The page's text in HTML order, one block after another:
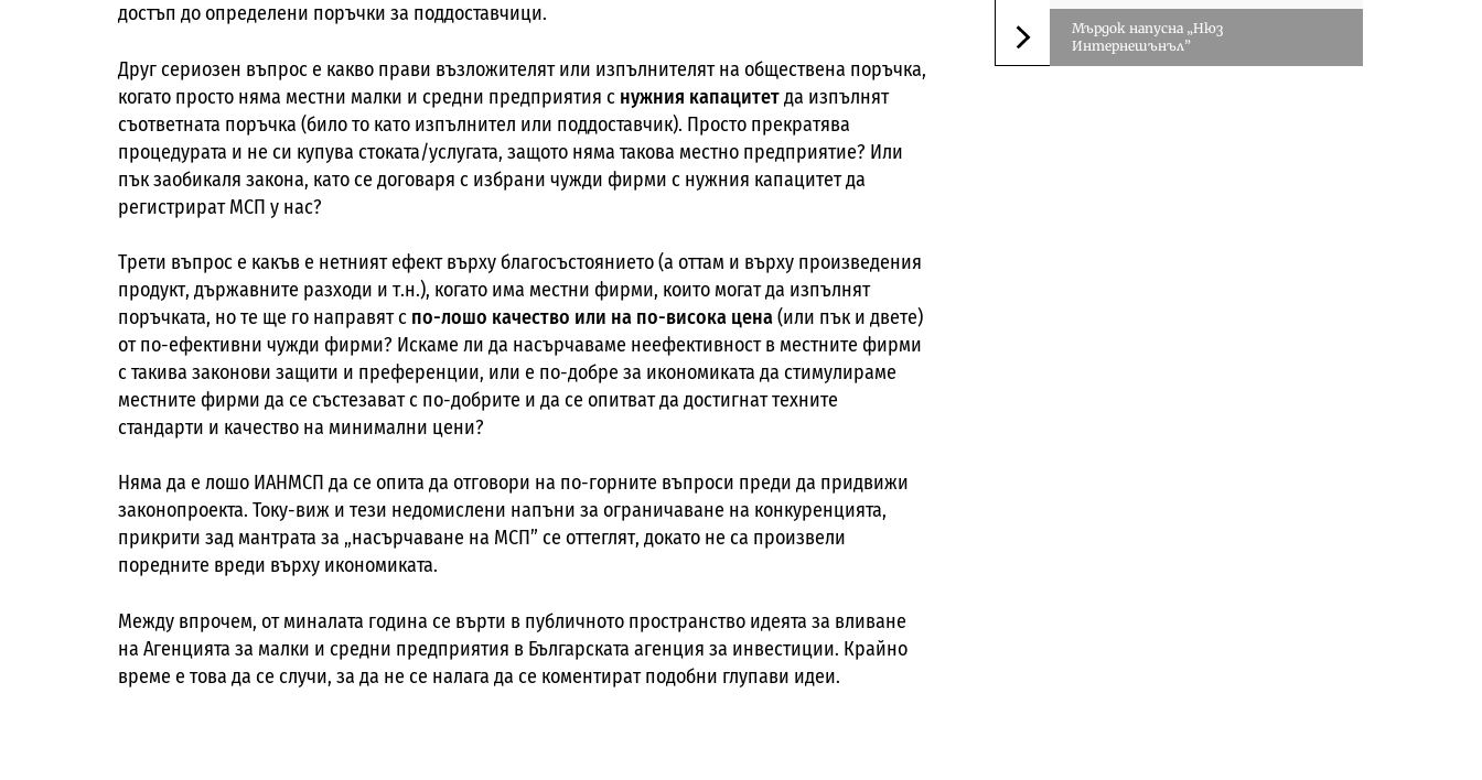
достъп до определени поръчки за поддоставчици.
Друг сериозен въпрос е какво прави възложителят или изпълнителят на обществена поръчка,
когато просто няма местни малки и средни предприятия с нужния капацитетда изпълнят
съответната поръчка (било то като изпълнител или поддоставчик). Просто прекратява
процедурата и не си купува стоката/услугата, защото няма такова местно предприятие? Или
пък заобикаля закона, като се договаря с избрани чужди фирми с нужния капацитет да
регистрират МСП у нас?
Трети въпрос е какъв е нетният ефект върху благосъстоянието (а оттам и върху произведения
продукт, държавните разходи и т.н.), когато има местни фирми, които могат да изпълнят
поръчката, но те ще го направят с по-лошо качество или на по-висока цена(или пък и двете)
от по-ефективни чужди фирми? Искаме ли да насърчаваме неефективност в местните фирми
с такива законови защити и преференции, или е по-добре за икономиката да стимулираме
местните фирми да се състезават с по-добрите и да се опитват да достигнат техните
стандарти и качество на минимални цени?
Няма да е лошо ИАНМСП да се опита да отговори на по-горните въпроси преди да придвижи
законопроекта. Току-виж и тези недомислени напъни за ограничаване на конкуренцията,
прикрити зад мантрата за „насърчаване на МСП” се оттеглят, докато не са произвели
поредните вреди върху икономиката.
Между впрочем, от миналата година се върти в публичното пространство идеята за вливане
на Агенцията за малки и средни предприятия в Българската агенция за инвестиции. Крайно
време е това да се случи, за да не се налага да се коментират подобни глупави идеи.
Следваща новина
Мърдок напусна „Нюз
Интернешънъл”